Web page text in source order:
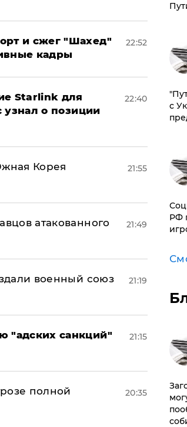
и сжег "Шахед"
кадры
22:52
Starlink для
узнал о позиции
22:40
Корея
21:55
атакованного
21:49
военный союз
21:19
"адских санкций"
21:15
полной
20:35
с
РФ